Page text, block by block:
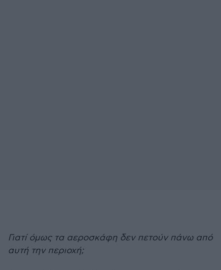
Γιατί όμως τα αεροσκάφη δεν πετούν πάνω από
αυτή την περιοχή;